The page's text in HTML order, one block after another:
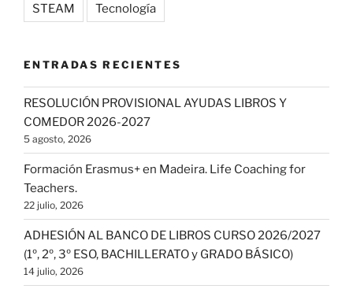
STEAM Tecnología
ENTRADAS RECIENTES
RESOLUCIÓN PROVISIONAL AYUDAS LIBROS Y
COMEDOR 2026-2027
5 agosto, 2026
Formación Erasmus+ en Madeira. Life Coaching for
Teachers.
22 julio, 2026
ADHESIÓN AL BANCO DE LIBROS CURSO 2026/2027
(1º, 2º, 3º ESO, BACHILLERATO y GRADO BÁSICO)
14 julio, 2026